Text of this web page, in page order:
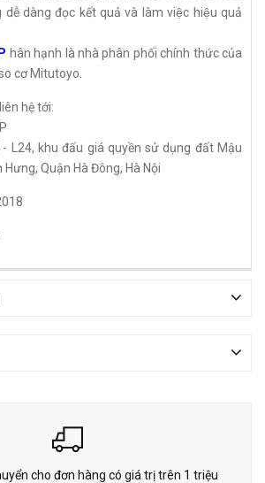
dàng đọc kết quả và làm việc hiệu quả
hân hạnh là nhà phân phối chính thức của
cơ Mitutoyo.
hệ tới:
- L24, khu đấu giá quyền sử dụng đất Mậu
Hưng, Quận Hà Đông, Hà Nội
cho đơn hàng có giá trị trên 1 triệu